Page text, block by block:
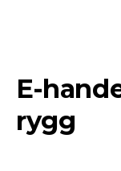
E-
rygg